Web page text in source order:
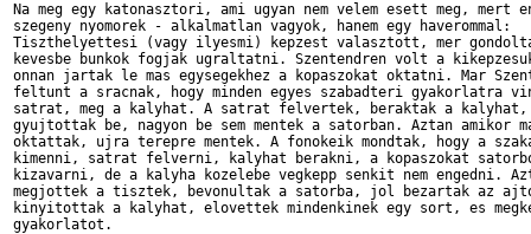
Na meg egy katonasztori, ami ugyan nem velem esett meg, mert
szegeny nyomorek - alkalmatlan vagyok, hanem egy haverommal:
Tiszthelyettesi (vagy ilyesmi) kepzest valasztott, mer
kevesbe bunkok fogjak ugraltatni. Szentendren volt a
onnan jartak le mas egysegekhez a kopaszokat oktatni. Mar
feltunt a sracnak, hogy minden egyes szabadteri gyakorlatra
satrat, meg a kalyhat. A satrat felvertek, beraktak a kalyhat,
gyujtottak be, nagyon be sem mentek a satorban. Aztan amikor
oktattak, ujra terepre mentek. A fonokeik mondtak, hogy a
kimenni, satrat felverni, kalyhat berakni, a kopaszokat
kizavarni, de a kalyha kozelebe vegkepp senkit nem engedni.
megjottek a tisztek, bevonultak a satorba, jol bezartak az
kinyitottak a kalyhat, elovettek mindenkinek egy sort, es
gyakorlatot.